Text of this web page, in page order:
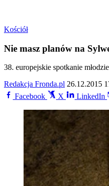
Kościół
Nie masz planów na
38. europejskie spotkanie
Redakcja Fronda.pl 26.12.2015
Facebook
X LinkedIn